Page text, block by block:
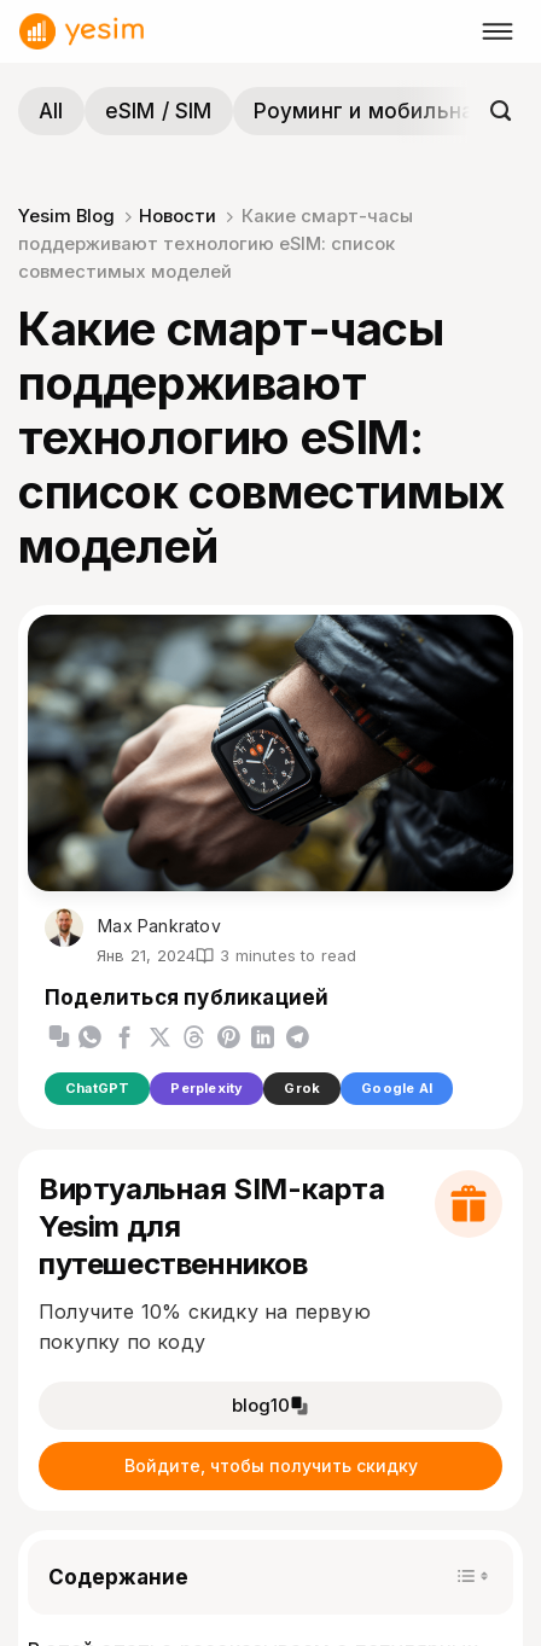
Skip
All
eSIM / SIM Роуминг и мобильная
Yesim Blog Новости
Какие смарт-часы
поддерживают технологию eSІМ: список
совместимых моделей
Какие смарт-часы
поддерживают
технологию eSІМ:
список совместимых
моделей
Max Pankratov
Янв 21, 2024 3 minutes to read
Поделиться публикацией
ChatGPT Perplexity Grok Google AI
Виртуальная SIM-карта
Yesim для
путешественников
Получите 10% скидку на первую
покупку по коду
blog10
Войдите, чтобы получить скидку
Содержание